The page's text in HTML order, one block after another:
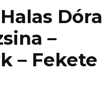
Dóra
–
– Fekete